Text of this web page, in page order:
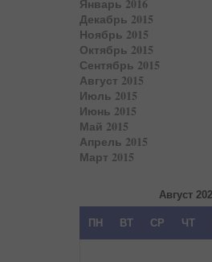
Декабрь 2015
Ноябрь 2015
Октябрь 2015
Сентябрь 2015
Август 2015
Июль 2015
Июнь 2015
Май 2015
Апрель 2015
Март 2015
Август
ПН ВТ СР ЧТ